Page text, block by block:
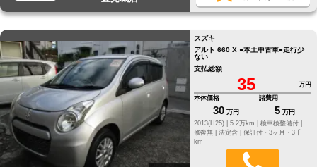
スズキ
アルト 660 X ●本土中古車●走行少
ない
支払総額
35
万円
本体価格
30 万円
諸費用
5 万円
2013(H25) |
5.2万km |
検車検整備付 |
修復無 | 法定含 | 保証付・3ヶ月・3千
km